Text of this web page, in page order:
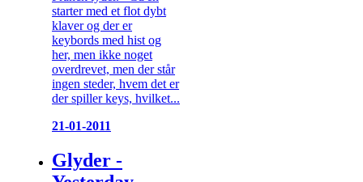
starter med et flot dybt
klaver og der er
keybords med hist og
her, men ikke noget
overdrevet, men der står
ingen steder, hvem det er
der spiller keys, hvilket...
21-01-2011
Glyder -